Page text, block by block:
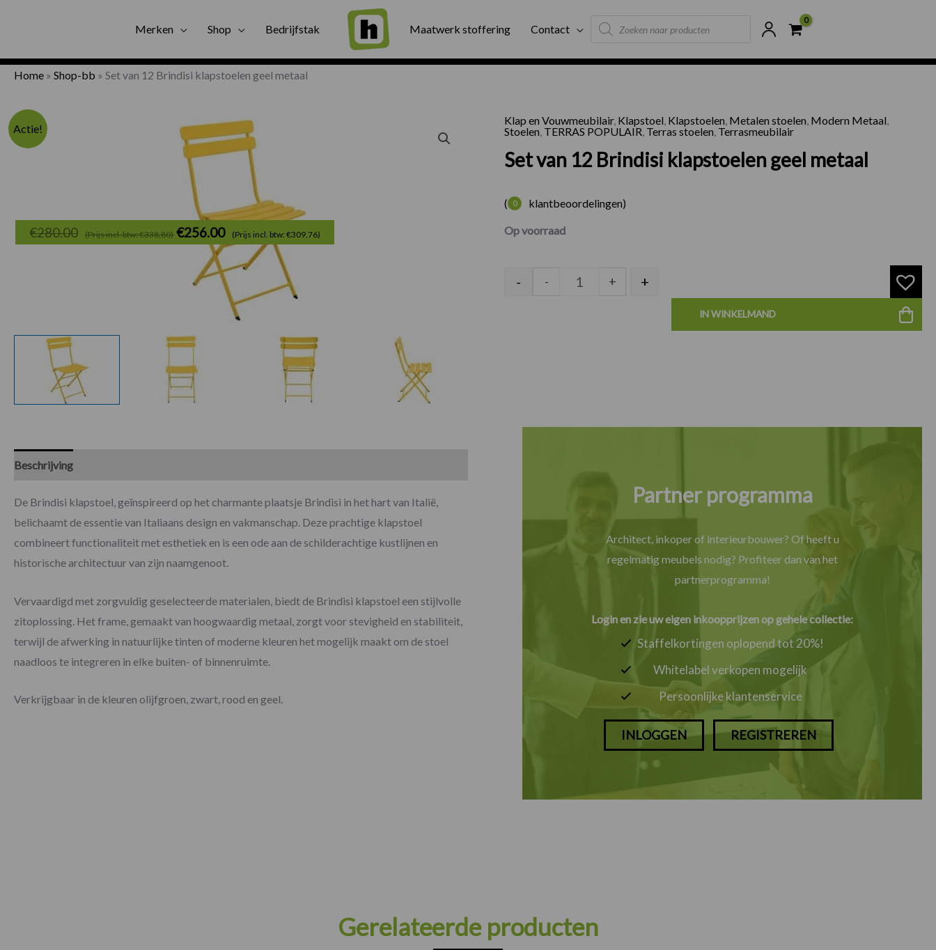
Merken Shop Bedrijfstak Maatwerk stoffering Contact
Products
search
Gratis bezorging Binnen twee werkdagen geleverd Externe voorraad Scherpste prijzen van NL
Home » Shop-bb » Set van 12 Brindisi klapstoelen geel metaal
Actie!
Klap en Vouwmeubilair, Klapstoel, Klapstoelen, Metalen stoelen, Modern Metaal,
Stoelen, TERRAS POPULAIR, Terras stoelen, Terrasmeubilair
Set van 12 Brindisi klapstoelen geel metaal
( 0 klantbeoordelingen)
€280.00 (Prijs incl. btw: €338,80) Oorspronkelijke
was:
€256.00 (Prijs incl. btw: €309,76) Op voorraad
Set van 12 Brindisi klapstoelen geel metaal aantal
- - + +
IN WINKELMAND
Beschrijving
De Brindisi klapstoel, geïnspireerd op het charmante plaatsje Brindisi in het hart van Italië,
belichaamt de essentie van Italiaans design en vakmanschap. Deze prachtige klapstoel
combineert functionaliteit met esthetiek en is een ode aan de schilderachtige kustlijnen en
historische architectuur van zijn naamgenoot.
Vervaardigd met zorgvuldig geselecteerde materialen, biedt de Brindisi klapstoel een stijlvolle
zitoplossing. Het frame, gemaakt van hoogwaardig metaal, zorgt voor stevigheid en stabiliteit,
terwijl de afwerking in natuurlijke tinten of moderne kleuren het mogelijk maakt om de stoel
naadloos te integreren in elke buiten- of binnenruimte.
Verkrijgbaar in de kleuren olijfgroen, zwart, rood en geel.
Partner programma
Architect, inkoper of interieurbouwer? Of heeft u
regelmatig meubels nodig? Profiteer dan van het
partnerprogramma!
Login en zie uw eigen inkoopprijzen op gehele collectie:
Staffelkortingen oplopend tot 20%!
Whitelabel verkopen mogelijk
Persoonlijke klantenservice
INLOGGEN REGISTREREN
Gerelateerde producten